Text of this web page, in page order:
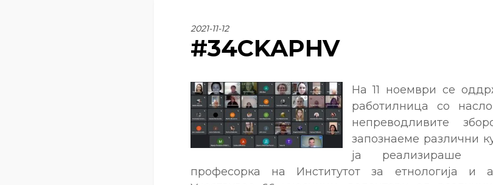
2021-11-12
#34CKAPHV
На 11 ноември се
работилница со
непреводливите
запознаеме различни
ја реализираше
професорка на Институтот за етнологија и